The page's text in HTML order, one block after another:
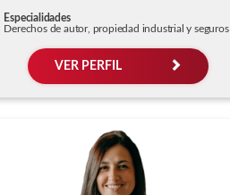
Especialidades
Derechos de autor, propiedad industrial y seguros
VER PERFIL